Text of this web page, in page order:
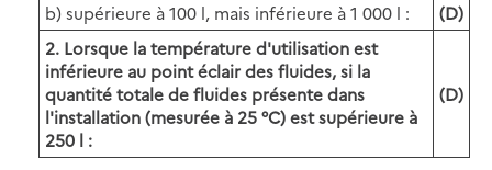
b) supérieure à 100 l, mais inférieure à 1 000 l :
(D)
2. Lorsque la température d'utilisation est
inférieure au point éclair des fluides, si la
quantité totale de fluides présente dans
l'installation (mesurée à 25 °C) est supérieure à
250 l :
(D)